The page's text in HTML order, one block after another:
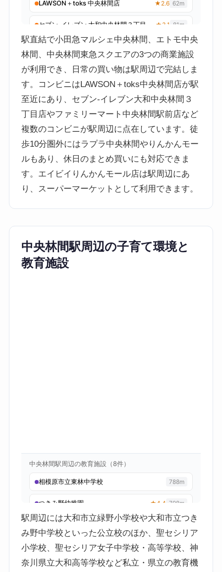
駅直結で小田急マルシェ中央林間、エトモ中央
林間、中央林間東急スクエアの3つの商業施設
が利用でき、日常の買い物は駅周辺で完結しま
す。コンビニはLAWSON＋toks中央林間店が駅
至近にあり、セブン-イレブン大和中央林間３
丁目店やファミリーマート中央林間駅前店など
複数のコンビニが駅周辺に点在しています。徒
歩10分圏外にはラプラ中央林間やりんかんモー
ルもあり、休日のまとめ買いにも対応できま
す。エイビイりんかんモール店は駅周辺にあ
り、スーパーマーケットとして利用できます。
中央林間駅周辺の子育て環境と
教育施設
駅周辺には大和市立緑野小学校や大和市立つき
み野中学校といった公立校のほか、聖セシリア
小学校、聖セシリア女子中学校・高等学校、神
奈川県立大和高等学校など私立・県立の教育機